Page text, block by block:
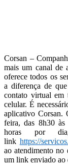
Corsan –
mais um canal de
oferece todos os
a diferença de
contato virtual em
celular. É
aplicativo Corsan.
feira, das 8h30
horas por
link https://
ao atendimento no
um link enviado ao